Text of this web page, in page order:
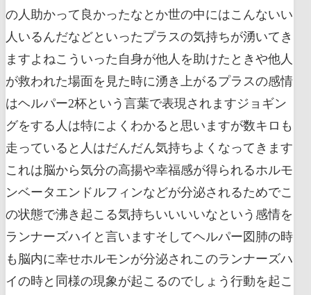
の人助かって良かったなとか世の中にはこんないい
人いるんだなどといったプラスの気持ちが湧いてき
ますよねこういった自身が他人を助けたときや他人
が救われた場面を見た時に湧き上がるプラスの感情
はヘルパー2杯という言葉で表現されますジョギン
グをする人は特によくわかると思いますが数キロも
走っていると人はだんだん気持ちよくなってきます
これは脳から気分の高揚や幸福感が得られるホルモ
ンベータエンドルフィンなどが分泌されるためでこ
の状態で沸き起こる気持ちいいいいなという感情を
ランナーズハイと言いますそしてヘルパー図肺の時
も脳内に幸せホルモンが分泌されこのランナーズハ
イの時と同様の現象が起こるのでしょう行動を起こ